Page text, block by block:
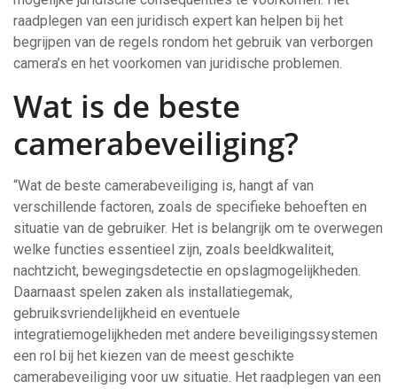
raadplegen van een juridisch expert kan helpen bij het
begrijpen van de regels rondom het gebruik van verborgen
camera’s en het voorkomen van juridische problemen.
Wat is de beste
camerabeveiliging?
“Wat de beste camerabeveiliging is, hangt af van
verschillende factoren, zoals de specifieke behoeften en
situatie van de gebruiker. Het is belangrijk om te overwegen
welke functies essentieel zijn, zoals beeldkwaliteit,
nachtzicht, bewegingsdetectie en opslagmogelijkheden.
Daarnaast spelen zaken als installatiegemak,
gebruiksvriendelijkheid en eventuele
integratiemogelijkheden met andere beveiligingssystemen
een rol bij het kiezen van de meest geschikte
camerabeveiliging voor uw situatie. Het raadplegen van een